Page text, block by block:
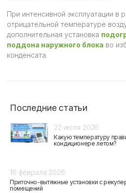
Последние статьи
22 июля 2026
Какую температуру
кондиционере летом?
16 февраля 2026
Приточно-вытяжные установки с
помещений
При интенсивной эксплуатации в
отрицательной температуре
дополнительная установка
поддона наружного блока во
конденсата.